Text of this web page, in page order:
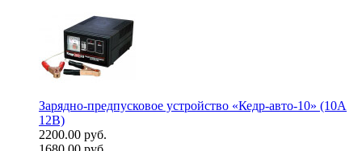
Зарядно-предпусковое устройство «Кедр-авто-10» (10A
12В)
2200.00 руб.